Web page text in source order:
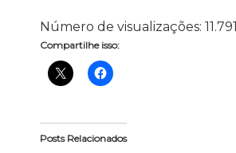
Número de visualizações: 11.791
Compartilhe isso:
Posts Relacionados